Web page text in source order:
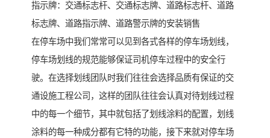
指示牌：交通标志杆、交通标志牌、道路标志杆、道路
标志牌、道路指示牌、道路警示牌的安装销售
在停车场中我们常常可以见到各式各样的停车场划线，
停车场划线的规范能够保证司机停车过程中的安全行
驶。在选择划线团队时我们往往会选择品质有保证的交
通设施工程公司，这样的团队往往会认真对待划线过程
中的每一个细节，其中就包括了划线涂料的配置，划线
涂料的每一种成分都有它特的功能，接下来就对停车场